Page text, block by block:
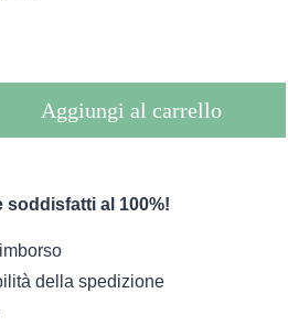
Aggiungi al carrello
soddisfatti al 100%!
della spedizione